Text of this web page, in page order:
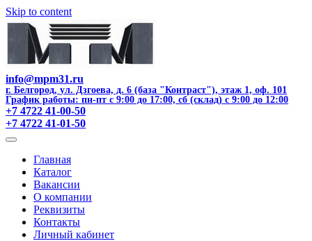
Skip to content
info@mpm31.ru
г. Белгород, ул. Дзгоева, д. 6 (база "Контраст"), этаж 1, оф. 101
График работы: пн-пт с 9:00 до 17:00, сб (склад) с 9:00 до 12:00
+7 4722 41-00-50
+7 4722 41-01-50
Главная
Каталог
Вакансии
О компании
Реквизиты
Контакты
Личный кабинет